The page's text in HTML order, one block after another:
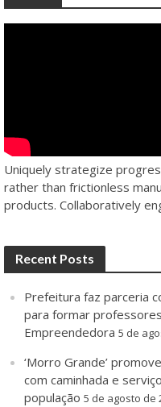
Uniquely strategize
rather than frictionless
products. Collaboratively
Recent Posts
Prefeitura faz parceria
para formar
Empreendedora 5 de
‘Morro Grande’
com caminhada e
população 5 de agosto de